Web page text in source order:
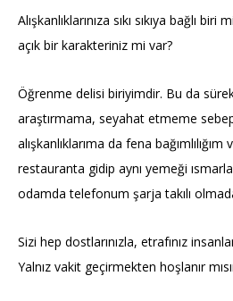
Alışkanlıklarınıza sıkı sıkıya bağlı
açık bir karakteriniz mi var?
Öğrenme delisi biriyimdir. Bu da
araştırmama, seyahat etmeme
alışkanlıklarıma da fena bağımlılığım
restauranta gidip aynı yemeği
odamda telefonum şarja takılı
Sizi hep dostlarınızla, etrafınız
Yalnız vakit geçirmekten hoşlanır